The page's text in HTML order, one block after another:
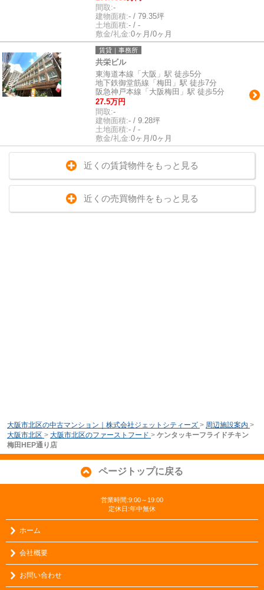
間取:-
建物面積:- / 79.35坪
土地面積:- / -
敷金/礼金:0ヶ月/0ヶ月
賃貸｜事務所
共栄ビル
東海道本線「大阪」駅 徒歩5分
地下鉄御堂筋線「梅田」駅 徒歩7分
阪急神戸本線「大阪梅田」駅 徒歩5分
27.5万円
間取:-
建物面積:- / 9.28坪
土地面積:- / -
敷金/礼金:0ヶ月/0ヶ月
近くの賃貸物件をもっと見る
近くの売買物件をもっと見る
大阪市北区の中古マンション｜株式会社ジェットシティーズ > 周辺施設案内 >
大阪市北区 > 大阪市北区のファーストフード > ケンタッキーフライドチキン
梅田HEP通り店
ページトップに戻る
営業時間:9:00～19:00
定休日:年中無休
ホーム
会社概要
お問い合わせ